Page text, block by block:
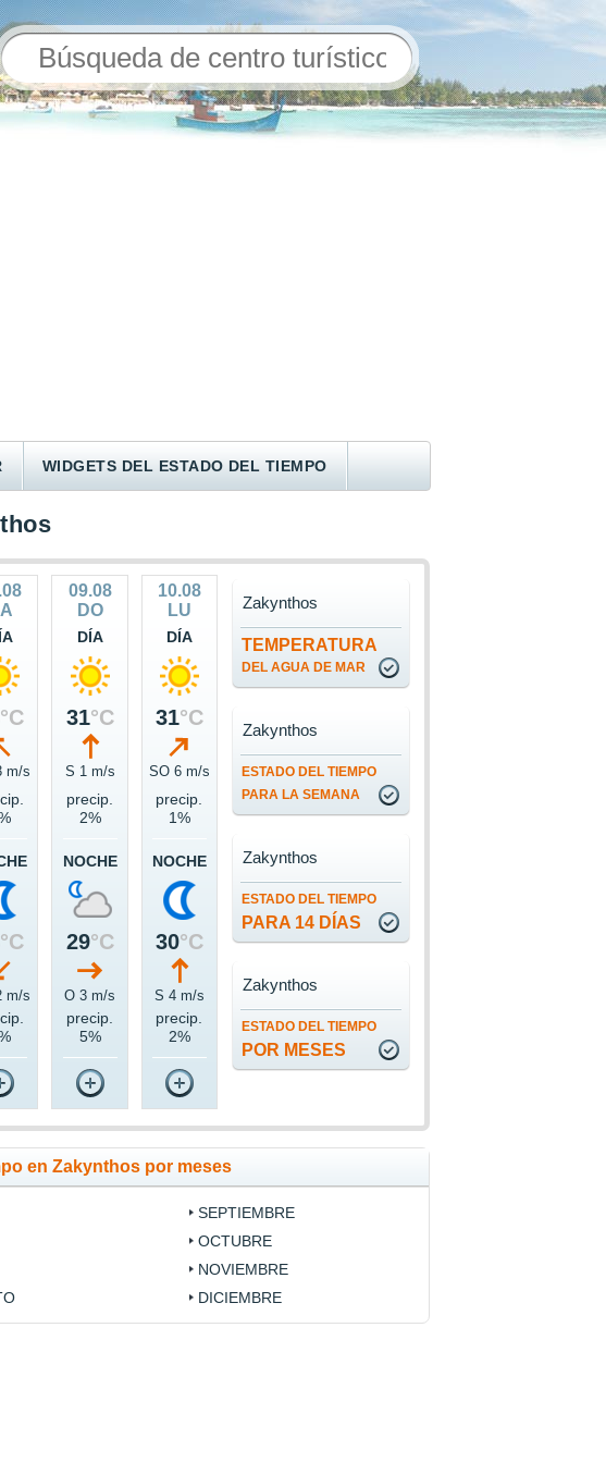
WIDGETS DEL ESTADO DEL TIEMPO
°C
m/s
°C
m/s
09.08
DO
DÍA
31°C
S 1 m/s
precip.
2%
NOCHE
29°C
O 3 m/s
precip.
5%
10.08
LU
DÍA
31°C
SO 6 m/s
precip.
1%
NOCHE
30°C
S 4 m/s
precip.
2%
TEMPERATURA
DEL AGUA DE MAR
Zakynthos
ESTADO DEL TIEMPO
PARA LA SEMANA
Zakynthos
ESTADO DEL TIEMPO
PARA 14 DÍAS
Zakynthos
ESTADO DEL TIEMPO
POR MESES
Zakynthos
en Zakynthos por meses
SEPTIEMBRE
OCTUBRE
NOVIEMBRE
DICIEMBRE